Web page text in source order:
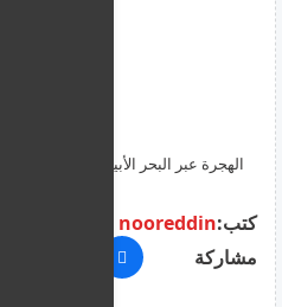
الهجرة عبر البحر الأبيض المتوسط: "كل
كتب:nooreddin
مشاركة